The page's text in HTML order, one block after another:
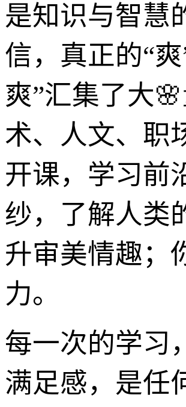
是知识与智慧
信，真正的“
爽”汇集了大
术、人文、职
开课，学习前
纱，了解人类
升审美情趣；
力。
每一次的学习
满足感，是任